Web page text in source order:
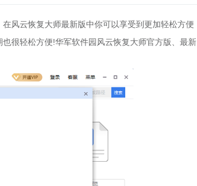
在风云恢复大师最新版中你可以享受到更加轻松方便
很轻松方便!华军软件园 风云恢复大师官方版、最新